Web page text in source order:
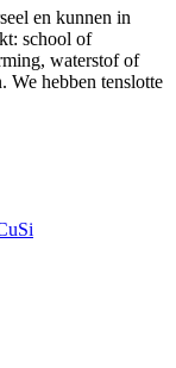
en kunnen in
school of
waterstof of
We hebben tenslotte